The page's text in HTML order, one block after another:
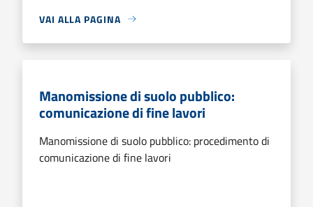
VAI ALLA PAGINA
Manomissione di suolo pubblico:
comunicazione di fine lavori
Manomissione di suolo pubblico: procedimento di
comunicazione di fine lavori